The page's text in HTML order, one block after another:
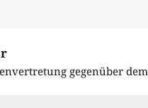
gegenüber dem